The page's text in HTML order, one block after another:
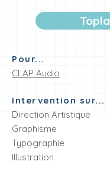
Topla
Pour...
CLAP Audio
Intervention sur...
Direction Artistique
Graphisme
Typographie
Illustration